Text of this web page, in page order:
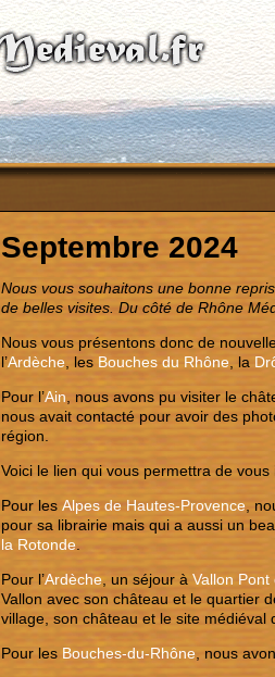
Septembre 2024
Nous vous souhaitons une bonne
de belles visites. Du côté de Rhône
Nous vous présentons donc de
l’Ardèche , les Bouches du Rhône , la
Pour l’Ain , nous avons pu visiter le
nous avait contacté pour avoir des
région.
Voici le lien qui vous permettra de
Pour les Alpes de Hautes-Provence ,
pour sa librairie mais qui a aussi un
la Rotonde
Pour l’Ardèche , un séjour à Vallon Pont
Vallon avec son château et le quartier
village, son château et le site médiéval
Pour les Bouches-du-Rhône , nous